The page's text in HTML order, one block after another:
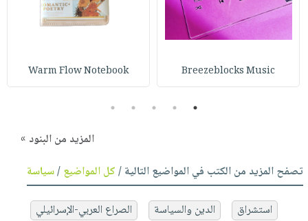
Breezeblocks Music
Warm Flow Notebook
1
2
3
4
5
المزيد من البنود »
تصفح المزيد من الكتب في المواضيع التالية /كل المواضيع/سياسة
استشراق الدين والسياسة
الصراع العربي-الإسرائيلي